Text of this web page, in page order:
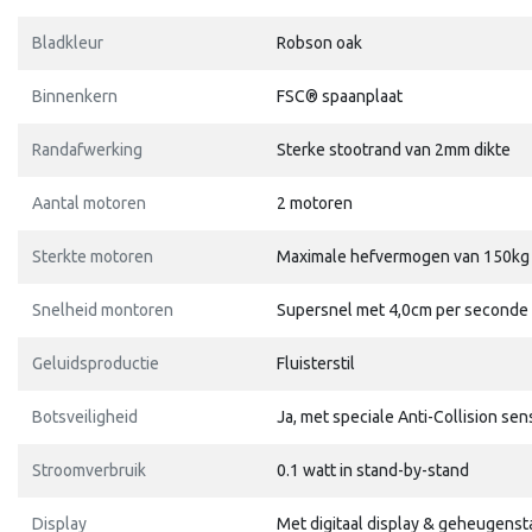
Bladkleur Robson oak
Binnenkern FSC® spaanplaat
Randafwerking Sterke stootrand van 2mm dikte
Aantal motoren 2 motoren
Sterkte motoren Maximale hefvermogen van 150kg
Snelheid montoren Supersnel met 4,0cm per seconde
Geluidsproductie Fluisterstil
Botsveiligheid Ja, met speciale Anti-Collision
Stroomverbruik 0.1 watt in stand-by-stand
Display Met digitaal display &